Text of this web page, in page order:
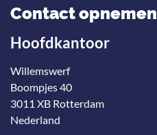
Contact opnemen
Hoofdkantoor
Willemswerf
Boompjes 40
3011 XB Rotterdam
Nederland